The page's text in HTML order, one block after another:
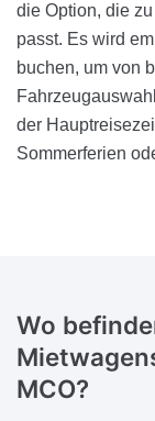
die Option, die
passt. Es wird
buchen, um von
der
Sommerferien
Wo
MCO?